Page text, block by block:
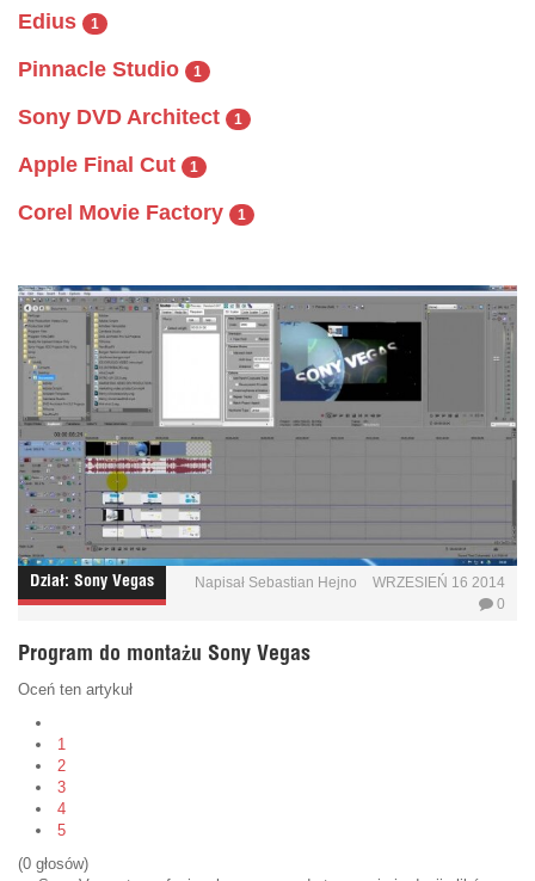
Edius 1
Pinnacle Studio 1
Sony DVD Architect 1
Apple Final Cut 1
Corel Movie Factory 1
Dział: Sony Vegas Napisał Sebastian Hejno
WRZESIEŃ 16 2014
0
Program do montażu Sony Vegas
Oceń ten artykuł
1
2
3
4
5
(0 głosów)